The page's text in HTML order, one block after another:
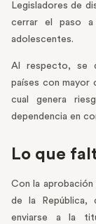
Legisladores de
cerrar el paso a
adolescentes.
Al respecto, se
países con mayor
cual genera
dependencia en
Lo que
Con la aprobación
de la República,
enviarse a la